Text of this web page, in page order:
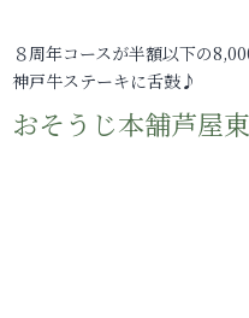
８周年コースが半額以下の
神戸牛ステーキに舌鼓♪
おそうじ本舗芦屋東